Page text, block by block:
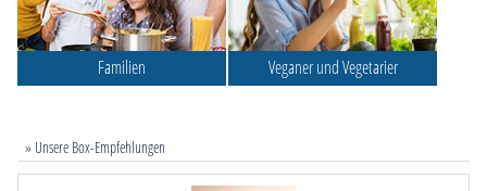
Familien Veganer und Vegetarier
» Unsere Box-Empfehlungen